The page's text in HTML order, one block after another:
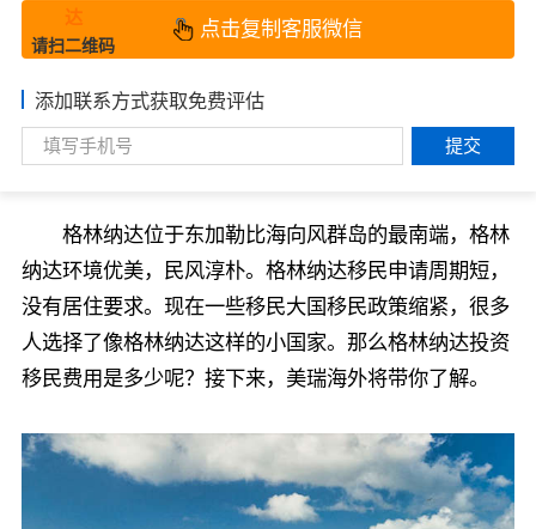
达
请扫二维码
点击复制客服微信
添加联系方式获取免费评估
提交
格林纳达位于东加勒比海向风群岛的最南端，格林
纳达环境优美，民风淳朴。格林纳达移民申请周期短，
没有居住要求。现在一些移民大国移民政策缩紧，很多
人选择了像格林纳达这样的小国家。那么格林纳达投资
移民费用是多少呢？接下来，美瑞海外将带你了解。